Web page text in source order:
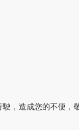
，造成您的不便，